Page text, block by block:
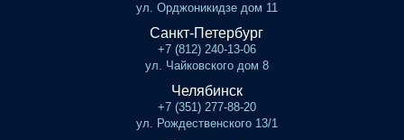
ул. Орджоникидзе дом 11
Санкт-Петербург
+7 (812) 240-13-06
ул. Чайковского дом 8
Челябинск
+7 (351) 277-88-20
ул. Рождественского 13/1